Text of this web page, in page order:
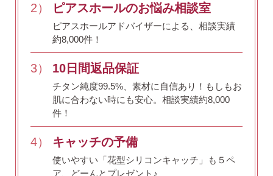
使いやすい「花型シリコンキャッチ」も５ペ
ア、どーんとプレゼント♪
お支払い
2） ピアスホールのお悩み相談室
ピアスホールアドバイザーによる、相談実績
約8,000件！
3） 10日間返品保証
チタン純度99.5%、素材に自信あり！ もしもお
肌に合わない時にも安心。相談実績約8,000
件！
4） キャッチの予備
使いやすい「花型シリコンキャッチ」も５ペ
ア、どーんとプレゼント♪